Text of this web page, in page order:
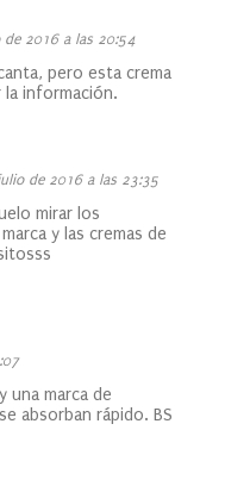
de 2016 a las 20:54
pero esta crema
la información.
de 2016 a las 23:35
mirar los
y las cremas de
una marca de
absorban rápido. BS